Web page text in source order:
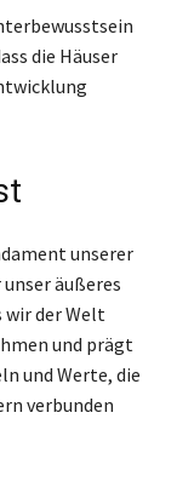
die Häuser
unserer
äußeres
wir der Welt
und prägt
und Werte, die
verbunden